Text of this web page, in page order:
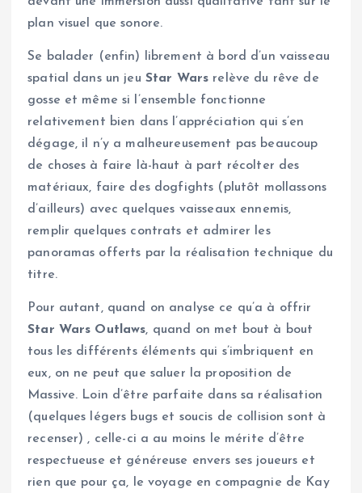
plan visuel que sonore.
Se balader (enfin) librement à bord d’un vaisseau
spatial dans un jeu Star Wars relève du rêve de
gosse et même si l’ensemble fonctionne
relativement bien dans l’appréciation qui s’en
dégage, il n’y a malheureusement pas beaucoup
de choses à faire là-haut à part récolter des
matériaux, faire des dogfights (plutôt mollassons
d’ailleurs) avec quelques vaisseaux ennemis,
remplir quelques contrats et admirer les
panoramas offerts par la réalisation technique du
titre.
Pour autant, quand on analyse ce qu’a à offrir
Star Wars Outlaws, quand on met bout à bout
tous les différents éléments qui s’imbriquent en
eux, on ne peut que saluer la proposition de
Massive. Loin d’être parfaite dans sa réalisation
(quelques légers bugs et soucis de collision sont à
recenser) , celle-ci a au moins le mérite d’être
respectueuse et généreuse envers ses joueurs et
rien que pour ça, le voyage en compagnie de Kay